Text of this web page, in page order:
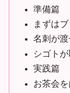
準備篇
まずは
名刺が渡
シゴト
実践篇
お茶会を